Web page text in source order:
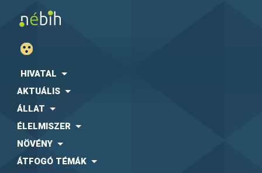
HIVATAL
AKTUÁLIS
ÁLLAT
ÉLELMISZER
NÖVÉNY
ÁTFOGÓ TÉMÁK